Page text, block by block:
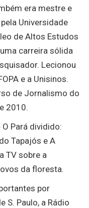
era mestre e
Universidade
de Altos Estudos
carreira sólida
Lecionou
e a Unisinos.
de Jornalismo do
2010.
Pará dividido:
Tapajós e A
TV sobre a
da floresta.
por
S. Paulo, a Rádio